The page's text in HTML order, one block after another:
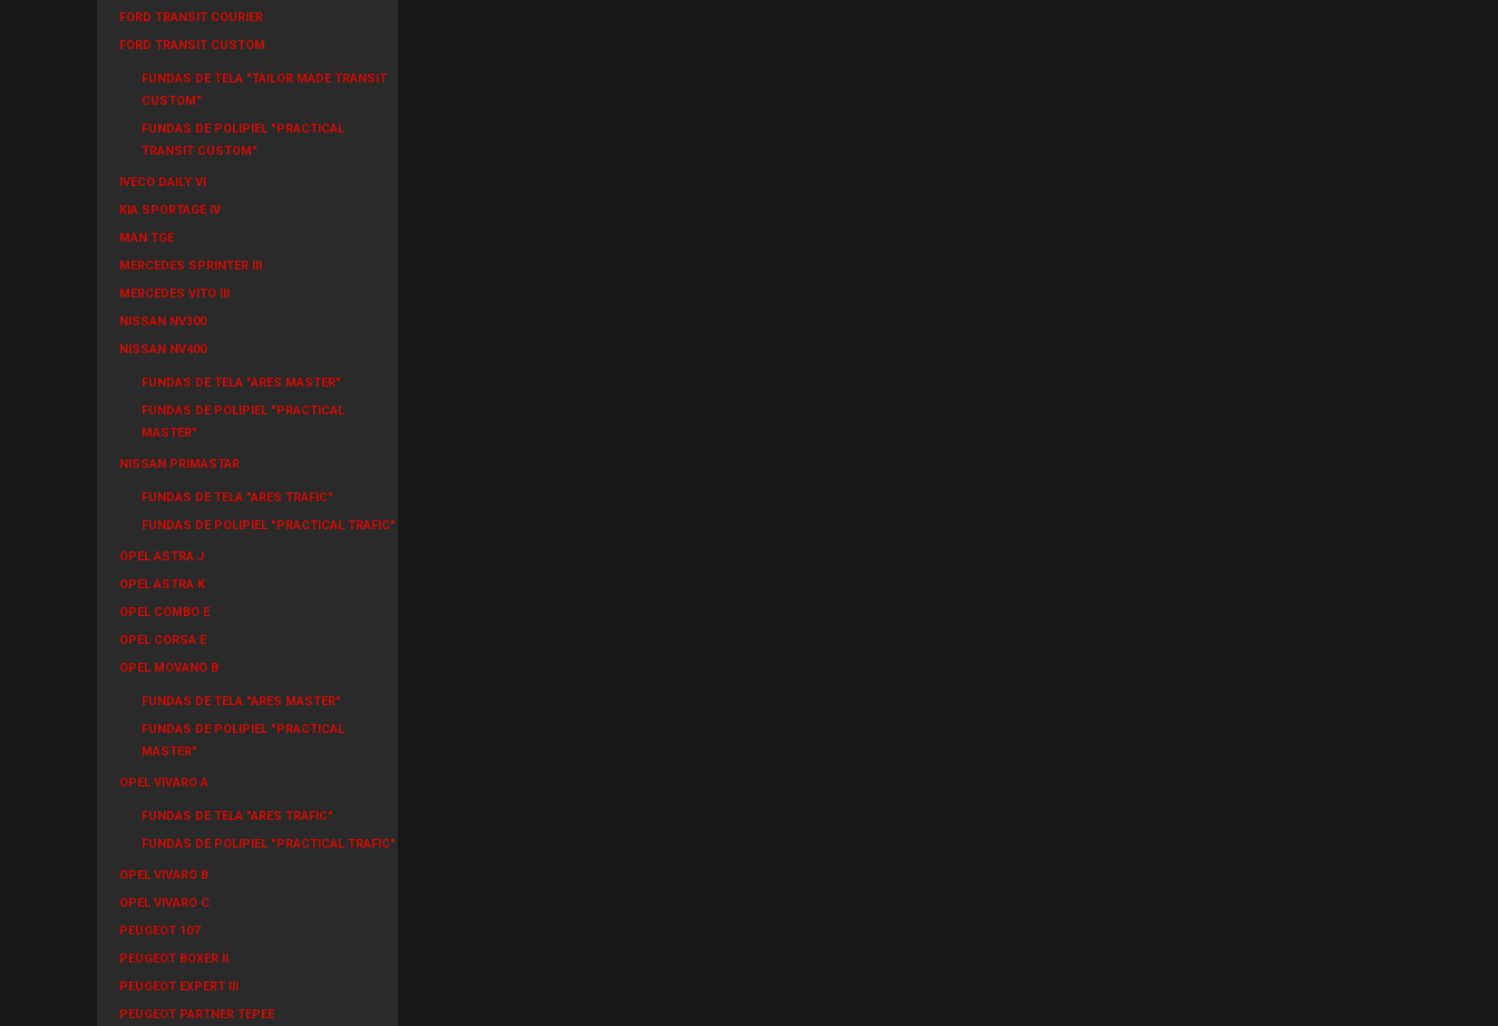
FORD TRANSIT COURIER
FORD TRANSIT CUSTOM
FUNDAS DE TELA "TAILOR MADE TRANSIT
CUSTOM"
FUNDAS DE POLIPIEL "PRACTICAL
TRANSIT CUSTOM"
IVECO DAILY VI
KIA SPORTAGE IV
MAN TGE
MERCEDES SPRINTER III
MERCEDES VITO III
NISSAN NV300
NISSAN NV400
FUNDAS DE TELA "ARES MASTER"
FUNDAS DE POLIPIEL "PRACTICAL
MASTER"
NISSAN PRIMASTAR
FUNDAS DE TELA "ARES TRAFIC"
FUNDAS DE POLIPIEL "PRACTICAL TRAFIC"
OPEL ASTRA J
OPEL ASTRA K
OPEL COMBO E
OPEL CORSA E
OPEL MOVANO B
FUNDAS DE TELA "ARES MASTER"
FUNDAS DE POLIPIEL "PRACTICAL
MASTER"
OPEL VIVARO A
FUNDAS DE TELA "ARES TRAFIC"
FUNDAS DE POLIPIEL "PRACTICAL TRAFIC"
OPEL VIVARO B
OPEL VIVARO C
PEUGEOT 107
PEUGEOT BOXER II
PEUGEOT EXPERT III
PEUGEOT PARTNER TEPEE